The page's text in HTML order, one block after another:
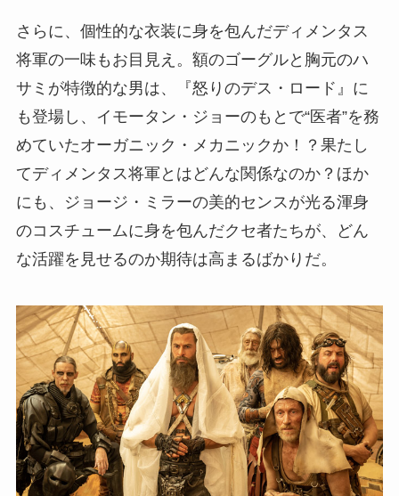
さらに、個性的な衣装に身を包んだディメンタス
将軍の一味もお目見え。額のゴーグルと胸元のハ
サミが特徴的な男は、『怒りのデス・ロード』に
も登場し、イモータン・ジョーのもとで“医者”を務
めていたオーガニック・メカニックか！？果たし
てディメンタス将軍とはどんな関係なのか？ほか
にも、ジョージ・ミラーの美的センスが光る渾身
のコスチュームに身を包んだクセ者たちが、どん
な活躍を見せるのか期待は高まるばかりだ。